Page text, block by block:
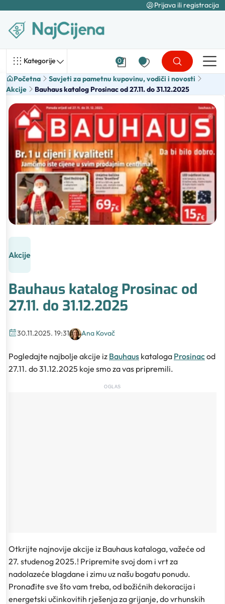
Prijava ili registracija
Kategorije 0
Početna
Savjeti za pametnu kupovinu, vodiči i novosti
Akcije
Bauhaus katalog Prosinac od 27.11. do 31.12.2025
Akcije
Bauhaus katalog Prosinac od
27.11. do 31.12.2025
30.11.2025. 19:31 Ana Kovač
Pogledajte najbolje akcije iz Bauhaus kataloga Prosinacod
27.11. do 31.12.2025 koje smo za vas pripremili.
OGLAS
Otkrijte najnovije akcije iz Bauhaus kataloga, važeće od
27. studenog 2025.! Pripremite svoj dom i vrt za
nadolazeće blagdane i zimu uz našu bogatu ponudu.
Pronađite sve što vam treba, od božićnih dekoracija i
energetski učinkovitih rješenja za grijanje, do vrhunskih